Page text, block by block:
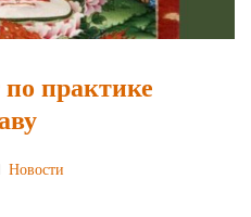
практике
Новости